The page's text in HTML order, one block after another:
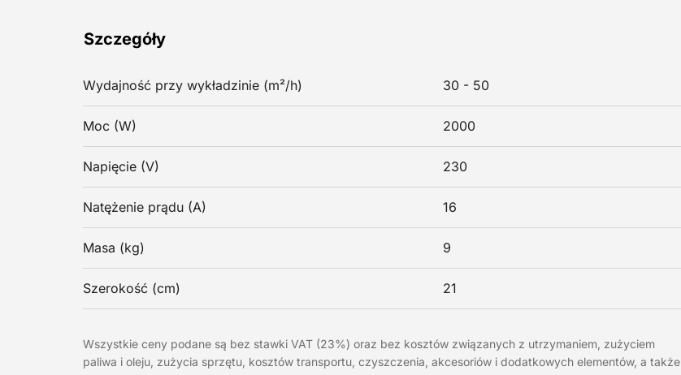
Szczegóły
Wydajność przy wykładzinie (m²/h) 30 - 50
Moc (W) 2000
Napięcie (V) 230
Natężenie prądu (A) 16
Masa (kg) 9
Szerokość (cm) 21
Wszystkie ceny podane są bez stawki VAT (23%) oraz bez kosztów związanych z utrzymaniem, zużyciem
paliwa i oleju, zużycia sprzętu, kosztów transportu, czyszczenia, akcesoriów i dodatkowych elementów, a także